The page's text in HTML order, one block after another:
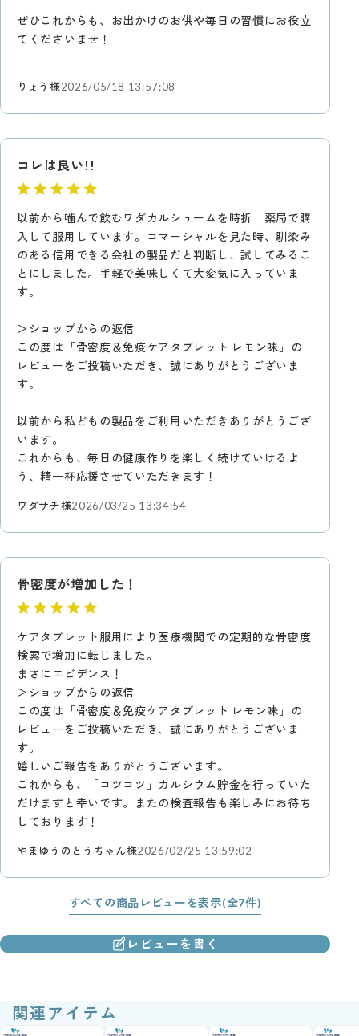
ぜひこれからも、お出かけのお供や毎日の習慣にお役立
てくださいませ！
りょう様2026/05/18 13:57:08
コレは良い!!
以前から噛んで飲むワダカルシュームを時折 薬局で購
入して服用しています。コマーシャルを見た時、馴染み
のある信用できる会社の製品だと判断し、試してみるこ
とにしました。手軽で美味しくて大変気に入っていま
す。
＞ショップからの返信
この度は「骨密度＆免疫ケアタブレット レモン味」の
レビューをご投稿いただき、誠にありがとうございま
す。
以前から私どもの製品をご利用いただきありがとうござ
います。
これからも、毎日の健康作りを楽しく続けていけるよ
う、精一杯応援させていただきます！
ワダサチ様2026/03/25 13:34:54
骨密度が増加した！
ケアタブレット服用により医療機関での定期的な骨密度
検索で増加に転じました。
まさにエビデンス！
＞ショップからの返信
この度は「骨密度＆免疫ケアタブレット レモン味」の
レビューをご投稿いただき、誠にありがとうございま
す。
嬉しいご報告をありがとうございます。
これからも、「コツコツ」カルシウム貯金を行っていた
だけますと幸いです。またの検査報告も楽しみにお待ち
しております！
やまゆうのとうちゃん様2026/02/25 13:59:02
すべての商品レビューを表示(全7件)
レビューを書く
関連アイテム